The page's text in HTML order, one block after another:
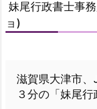
妹尾行政書士事
ョ)
滋賀県大津市
３分の「妹尾行